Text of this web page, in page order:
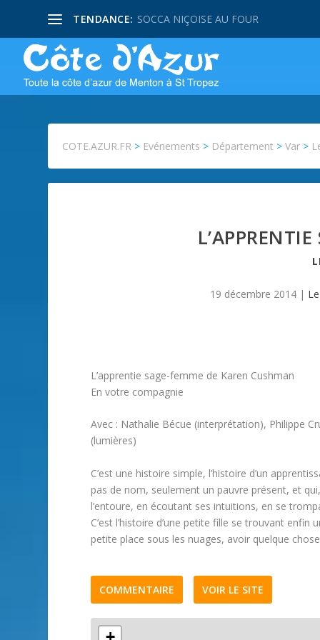
TENDANCE: SOCCA NIÇOISE AU FOUR
COTE.AZUR.FR > Evénements > Département >Var >
19 décembre 2014|
L’apprentie sage-femme de Karen Cushman
En votre compagnie
Avec : Nathalie Bécue (interprétation), Philippe
(lumières)
C’est une histoire simple, l’histoire d’un
pas de nom, seulement un pauvre présent, et
l’entoure, en écoutant ses intuitions, en se
C’est l’histoire d’une petite fille se trouvant
petite place sous les nuages, avoir quelque
COMMENTAIRE VOIR LE SITE